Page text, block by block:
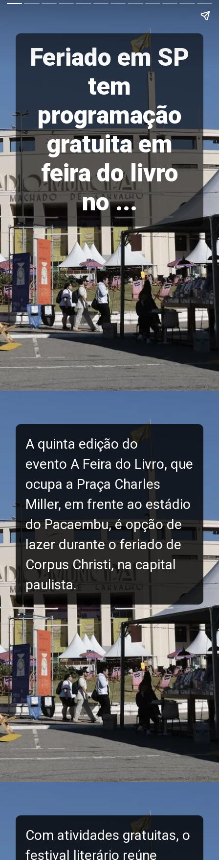
Feriado em SP
tem
programação
gratuita em
feira do livro
no ...
A quinta edição do
evento A Feira do Livro, que
ocupa a Praça Charles
Miller, em frente ao estádio
do Pacaembu, é opção de
lazer durante o feriado de
Corpus Christi, na capital
paulista.
Com atividades gratuitas, o
festival literário reúne